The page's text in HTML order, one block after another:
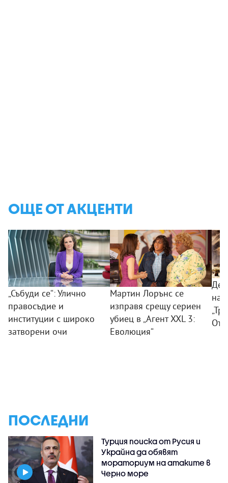
ОЩЕ ОТ АКЦЕНТИ
„Събуди се“: Улично
правосъдие и
институции с широко
затворени очи
Мартин Лорънс се
изправя срещу сериен
убиец в „Агент XXL 3:
Еволюция“
на
ПОСЛЕДНИ
Турция поиска от Русия и
Украйна да обявят
мораториум на атаките в
Черно море